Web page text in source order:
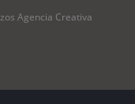
Agencia Creativa